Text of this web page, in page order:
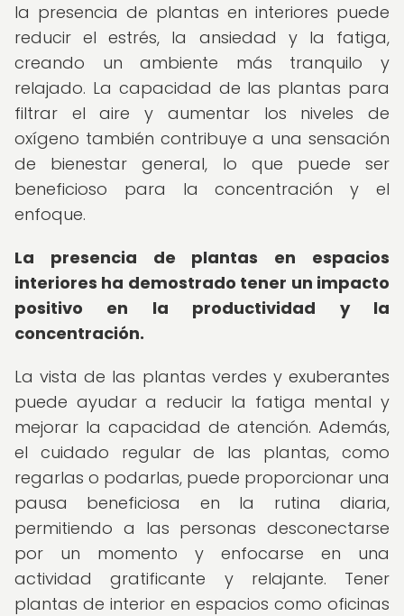
la presencia de plantas en interiores puede
reducir el estrés, la ansiedad y la fatiga,
creando un ambiente más tranquilo y
relajado. La capacidad de las plantas para
filtrar el aire y aumentar los niveles de
oxígeno también contribuye a una sensación
de bienestar general, lo que puede ser
beneficioso para la concentración y el
enfoque.
La presencia de plantas en espacios
interiores ha demostrado tener un impacto
positivo en la productividad y la
concentración.
La vista de las plantas verdes y exuberantes
puede ayudar a reducir la fatiga mental y
mejorar la capacidad de atención. Además,
el cuidado regular de las plantas, como
regarlas o podarlas, puede proporcionar una
pausa beneficiosa en la rutina diaria,
permitiendo a las personas desconectarse
por un momento y enfocarse en una
actividad gratificante y relajante. Tener
plantas de interior en espacios como oficinas